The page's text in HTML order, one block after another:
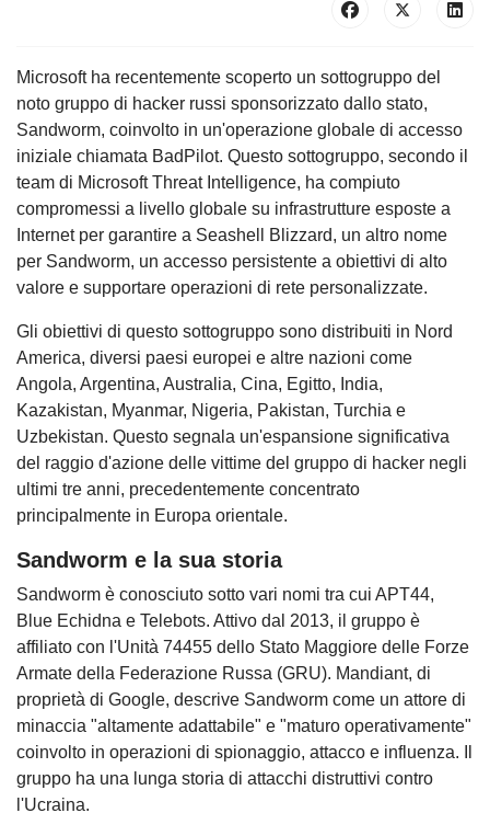
Microsoft ha recentemente scoperto un sottogruppo del
noto gruppo di hacker russi sponsorizzato dallo stato,
Sandworm, coinvolto in un'operazione globale di accesso
iniziale chiamata BadPilot. Questo sottogruppo, secondo il
team di Microsoft Threat Intelligence, ha compiuto
compromessi a livello globale su infrastrutture esposte a
Internet per garantire a Seashell Blizzard, un altro nome
per Sandworm, un accesso persistente a obiettivi di alto
valore e supportare operazioni di rete personalizzate.
Gli obiettivi di questo sottogruppo sono distribuiti in Nord
America, diversi paesi europei e altre nazioni come
Angola, Argentina, Australia, Cina, Egitto, India,
Kazakistan, Myanmar, Nigeria, Pakistan, Turchia e
Uzbekistan. Questo segnala un'espansione significativa
del raggio d'azione delle vittime del gruppo di hacker negli
ultimi tre anni, precedentemente concentrato
principalmente in Europa orientale.
Sandworm e la sua storia
Sandworm è conosciuto sotto vari nomi tra cui APT44,
Blue Echidna e Telebots. Attivo dal 2013, il gruppo è
affiliato con l'Unità 74455 dello Stato Maggiore delle Forze
Armate della Federazione Russa (GRU). Mandiant, di
proprietà di Google, descrive Sandworm come un attore di
minaccia "altamente adattabile" e "maturo operativamente"
coinvolto in operazioni di spionaggio, attacco e influenza. Il
gruppo ha una lunga storia di attacchi distruttivi contro
l'Ucraina.